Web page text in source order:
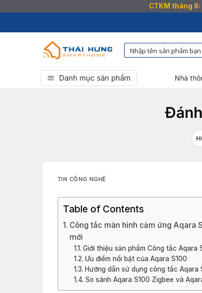
CTKM tháng
qua
Danh mục sản phẩm Nhà
TIN CÔNG NGHỆ
Table of Contents
Công tắc màn hình cảm ứng Aqara
mới
Giới thiệu sản phẩm Công tắc Aqara
Ưu điểm nổi bật của Aqara S100
Hướng dẫn sử dụng công tắc Aqara
So sánh Aqara S100 Zigbee và